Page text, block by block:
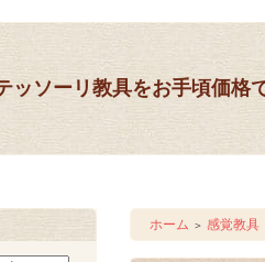
ッソーリ教具をお手頃価格
ホーム ＞ 感覚教具